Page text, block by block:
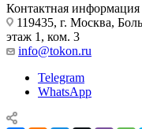
Контактная информация
119435, г. Москва,
этаж 1, ком. 3
info@tokon.ru
Telegram
WhatsApp